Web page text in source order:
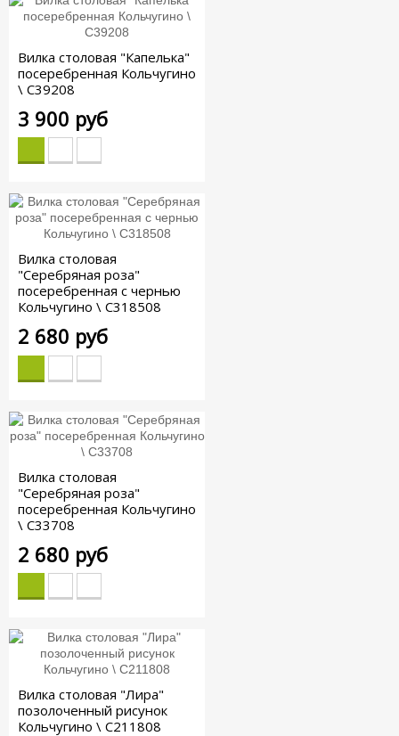
Вилка столовая "Капелька"
посеребренная Кольчугино
\ С39208
3 900 руб
Вилка столовая
"Серебряная роза"
посеребренная с чернью
Кольчугино \ С318508
2 680 руб
Вилка столовая
"Серебряная роза"
посеребренная Кольчугино
\ С33708
2 680 руб
Вилка столовая "Лира"
позолоченный рисунок
Кольчугино \ С211808